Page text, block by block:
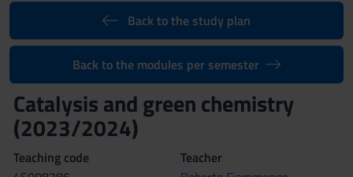
Back to the study plan
Back to the modules per semester
Catalysis and green chemistry
(2023/2024)
Teaching code
Teacher